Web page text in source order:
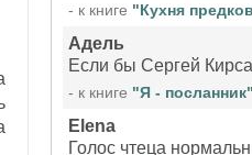
- к книге "Кухня
Адель
- к книге "Я - посланник"
Elena